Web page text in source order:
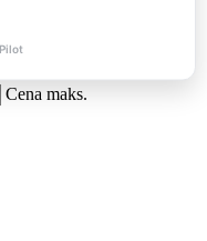
Cena maks.